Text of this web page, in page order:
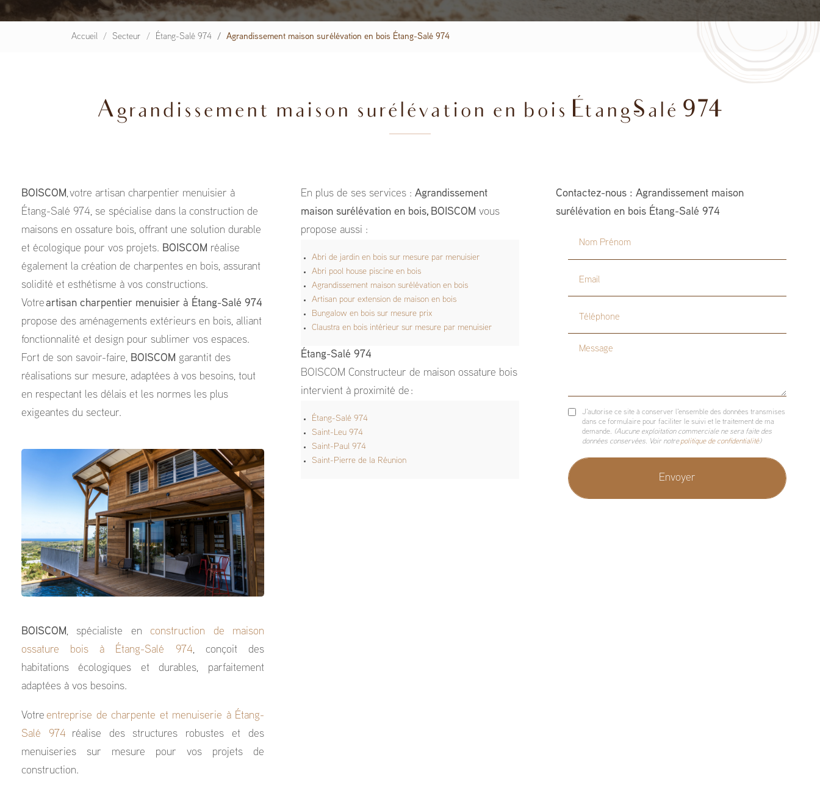
Accueil Secteur Étang-Salé 974 Agrandissement maison surélévation en bois Étang-Salé 974
Agrandissement maison surélévation en bois Étang-Salé 974
BOISCOM, votre artisan charpentier menuisier à
Étang-Salé 974, se spécialise dans la construction de
maisons en ossature bois, offrant une solution durable
et écologique pour vos projets. BOISCOM réalise
également la création de charpentes en bois, assurant
solidité et esthétisme à vos constructions.
Votreartisan charpentier menuisier à Étang-Salé 974
propose des aménagements extérieurs en bois, alliant
fonctionnalité et design pour sublimer vos espaces.
Fort de son savoir-faire, BOISCOM garantit des
réalisations sur mesure, adaptées à vos besoins, tout
en respectant les délais et les normes les plus
exigeantes du secteur.
BOISCOM, spécialiste enconstruction de maison
ossature bois à Étang-Salé 974, conçoit des
habitations écologiques et durables, parfaitement
adaptées à vos besoins.
Votreentreprise de charpente et menuiserie à Étang-
Salé 974 réalise des structures robustes et des
menuiseries sur mesure pour vos projets de
construction.
En plus de ses services : Agrandissement
maison surélévation en bois, BOISCOM vous
propose aussi :
Abri de jardin en bois sur mesure par menuisier
Abri pool house piscine en bois
Agrandissement maison surélévation en bois
Artisan pour extension de maison en bois
Bungalow en bois sur mesure prix
Claustra en bois intérieur sur mesure par menuisier
Étang-Salé 974
BOISCOM Constructeur de maison ossature bois
intervient à proximité de :
Étang-Salé 974
Saint-Leu 974
Saint-Paul 974
Saint-Pierre de la Réunion
Contactez-nous : Agrandissement maison
surélévation en bois Étang-Salé 974
Nom Prénom
Email
Message
J'autorise ce site à conserver l'ensemble des données transmises
dans ce formulaire pour faciliter le suivi et le traitement de ma
demande. (Aucune exploitation commerciale ne sera faite des
données conservées. Voir notrepolitique de confidentialité)